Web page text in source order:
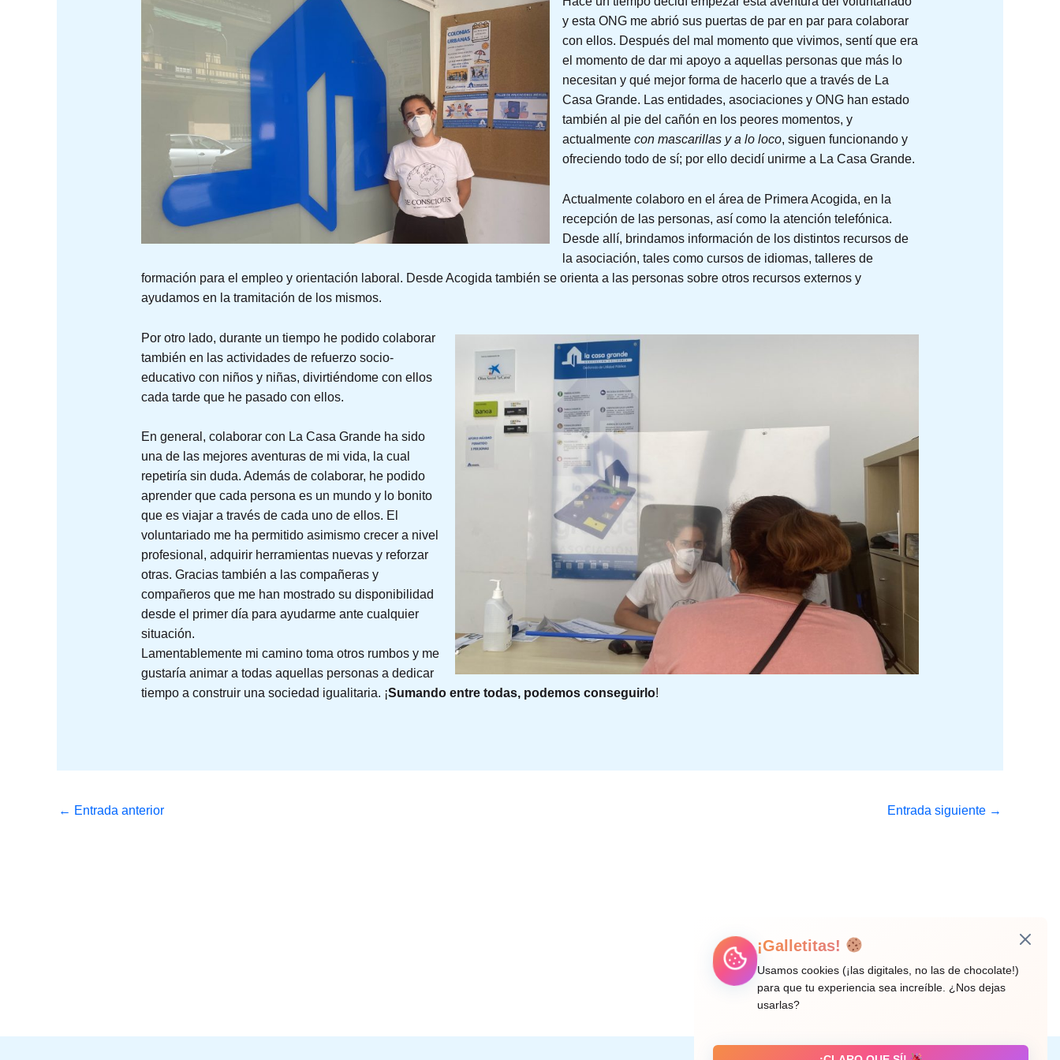
y esta ONG me abrió sus puertas de par en par para colaborar
con ellos. Después del mal momento que vivimos, sentí que era
el momento de dar mi apoyo a aquellas personas que más lo
necesitan y qué mejor forma de hacerlo que a través de La
Casa Grande. Las entidades, asociaciones y ONG han estado
también al pie del cañón en los peores momentos, y
actualmente con mascarillas y a lo loco, siguen funcionando y
ofreciendo todo de sí; por ello decidí unirme a La Casa Grande.
Actualmente colaboro en el área de Primera Acogida, en la
recepción de las personas, así como la atención telefónica.
Desde allí, brindamos información de los distintos recursos de
la asociación, tales como cursos de idiomas, talleres de
formación para el empleo y orientación laboral. Desde Acogida también se orienta a las personas sobre otros recursos externos y
ayudamos en la tramitación de los mismos.
Por otro lado, durante un tiempo he podido colaborar
también en las actividades de refuerzo socio-
educativo con niños y niñas, divirtiéndome con ellos
cada tarde que he pasado con ellos.
En general, colaborar con La Casa Grande ha sido
una de las mejores aventuras de mi vida, la cual
repetiría sin duda. Además de colaborar, he podido
aprender que cada persona es un mundo y lo bonito
que es viajar a través de cada uno de ellos. El
voluntariado me ha permitido asimismo crecer a nivel
profesional, adquirir herramientas nuevas y reforzar
otras. Gracias también a las compañeras y
compañeros que me han mostrado su disponibilidad
desde el primer día para ayudarme ante cualquier
situación.
Lamentablemente mi camino toma otros rumbos y me
gustaría animar a todas aquellas personas a dedicar
tiempo a construir una sociedad igualitaria. ¡Sumando entre todas, podemos conseguirlo!
← Entrada anterior Entrada siguiente →
¡Galletitas!
Usamos cookies (¡las digitales, no las de chocolate!)
para que tu experiencia sea increíble. ¿Nos dejas
usarlas?